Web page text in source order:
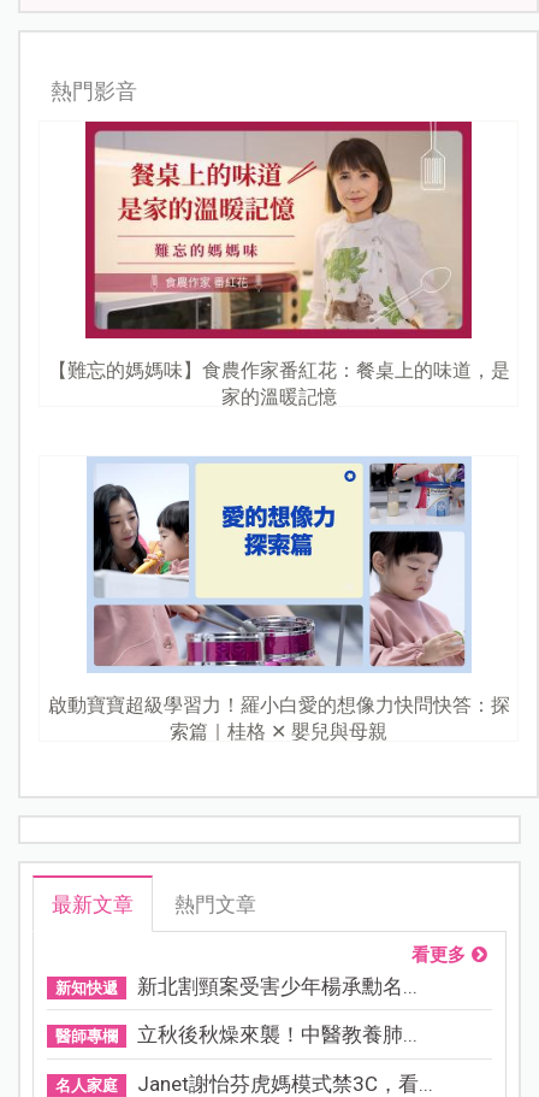
熱門影音
【難忘的媽媽味】食農作家番紅花：餐桌上的味道，是
家的溫暖記憶
啟動寶寶超級學習力！羅小白愛的想像力快問快答：探
索篇｜桂格 ✕ 嬰兒與母親
最新文章 熱門文章
看更多
新知快遞 新北割頸案受害少年楊承勳名...
醫師專欄 立秋後秋燥來襲！中醫教養肺...
名人家庭 Janet謝怡芬虎媽模式禁3C，看...